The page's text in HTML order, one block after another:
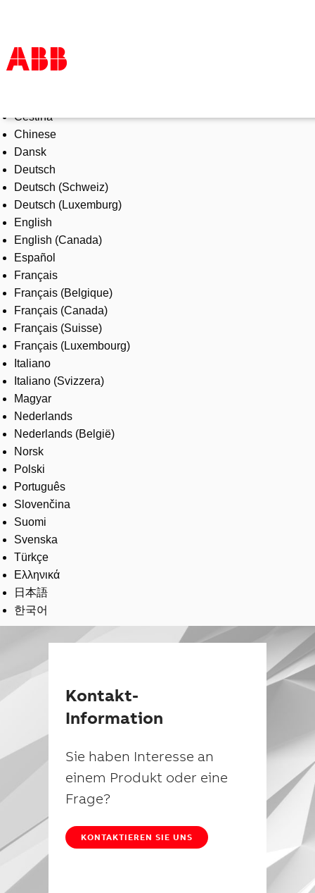
Produkte und Leistungen
Branchenlösungen
Service
Über uns
Vertriebspartner finden
Kontakt
Karriere
Čeština
Chinese
Dansk
Deutsch
Deutsch (Schweiz)
Deutsch (Luxemburg)
English
English (Canada)
Español
Français
Français (Belgique)
Français (Canada)
Français (Suisse)
Français (Luxembourg)
Italiano
Italiano (Svizzera)
Magyar
Nederlands
Nederlands (België)
Norsk
Polski
Português
Slovenčina
Suomi
Svenska
Türkçe
Ελληνικά
日本語
한국어
Kontakt-
Information
Sie haben Interesse an
einem Produkt oder eine
Frage?
KONTAKTIEREN SIE UNS